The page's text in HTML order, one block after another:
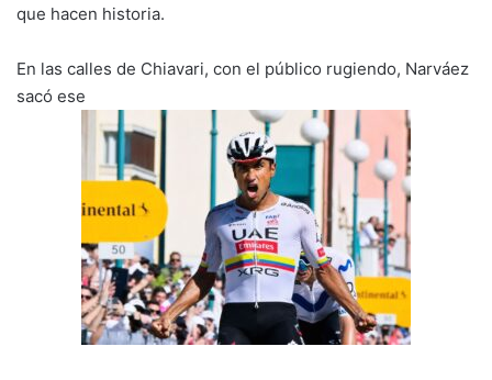
que hacen historia.
En las calles de Chiavari, con el público rugiendo, Narváez
sacó ese